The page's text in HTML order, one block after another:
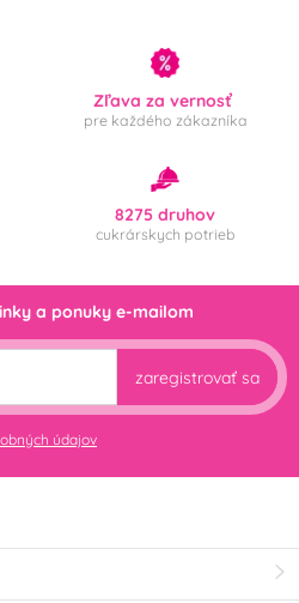
Zľava za vernosť
pre každého zákazníka
8275 druhov
cukrárskych potrieb
a ponuky e-mailom
zaregistrovať sa
údajov